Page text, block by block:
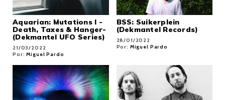
Aquarian: Mutations I -
Death, Taxes & Hanger-
(Dekmantel UFO Series)
21/03/2022
Por:Miguel Pardo
BSS: Suikerplein
(Dekmantel Records)
28/01/2022
Por: Miguel Pardo